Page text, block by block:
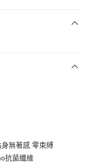
無著感 零束縛
抗菌纖維